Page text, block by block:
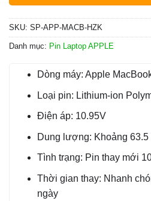
SKU: SP-APP-MACB-HZK
Danh mục: Pin Laptop APPLE
Dòng máy: Apple
Loại pin: Lithium-ion
Điện áp: 10.95V
Dung lượng: Khoảng 63.5
Tình trạng: Pin thay mới
Thời gian thay: Nhanh
ngày